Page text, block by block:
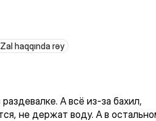
Zal haqqında rəy